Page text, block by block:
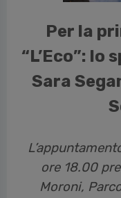
Per la
“L’Eco”: lo
Sara
ore 18.00
Moroni,